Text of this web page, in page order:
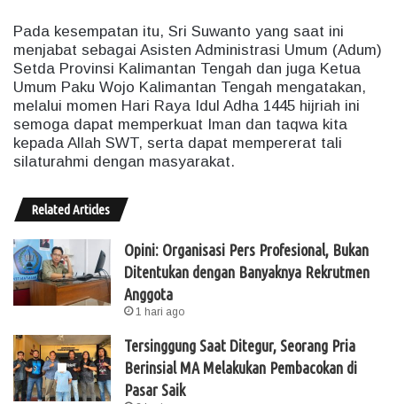
Pada kesempatan itu, Sri Suwanto yang saat ini
menjabat sebagai Asisten Administrasi Umum (Adum)
Setda Provinsi Kalimantan Tengah dan juga Ketua
Umum Paku Wojo Kalimantan Tengah mengatakan,
melalui momen Hari Raya Idul Adha 1445 hijriah ini
semoga dapat memperkuat Iman dan taqwa kita
kepada Allah SWT, serta dapat mempererat tali
silaturahmi dengan masyarakat.
Related Articles
Opini: Organisasi Pers Profesional, Bukan
Ditentukan dengan Banyaknya Rekrutmen
Anggota
1 hari ago
Tersinggung Saat Ditegur, Seorang Pria
Berinsial MA Melakukan Pembacokan di
Pasar Saik